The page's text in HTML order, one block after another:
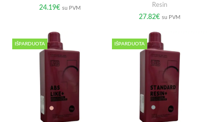
24.19€ su PVM
Resin
27.82€ su PVM
IŠPARDUOTA IŠPARDUOTA